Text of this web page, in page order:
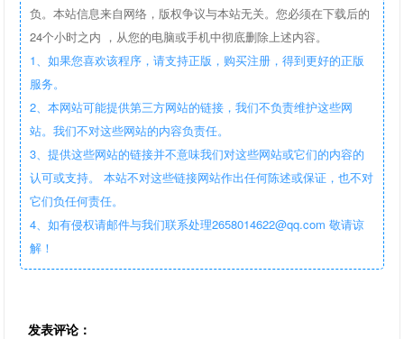
负。本站信息来自网络，版权争议与本站无关。您必须在下载后的
24个小时之内 ，从您的电脑或手机中彻底删除上述内容。
1、如果您喜欢该程序，请支持正版，购买注册，得到更好的正版
服务。
2、本网站可能提供第三方网站的链接，我们不负责维护这些网
站。我们不对这些网站的内容负责任。
3、提供这些网站的链接并不意味我们对这些网站或它们的内容的
认可或支持。 本站不对这些链接网站作出任何陈述或保证，也不对
它们负任何责任。
4、如有侵权请邮件与我们联系处理2658014622@qq.com 敬请谅
解！
发表评论：